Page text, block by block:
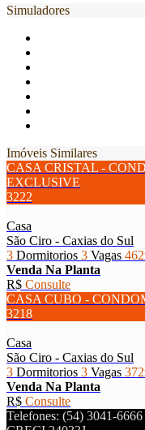
Simuladores
Imóveis Similares
CASA CRISTAL -
EXCLUSIVE
3222
Casa
São Ciro - Caxias do Sul
3 Dormitorios 3 Vagas 462
Venda Na Planta
R$ Consulte
CASA CUBO -
3218
Casa
São Ciro - Caxias do Sul
3 Dormitorios 3 Vagas 372
Venda Na Planta
R$ Consulte
Telefones: (54) 3041-